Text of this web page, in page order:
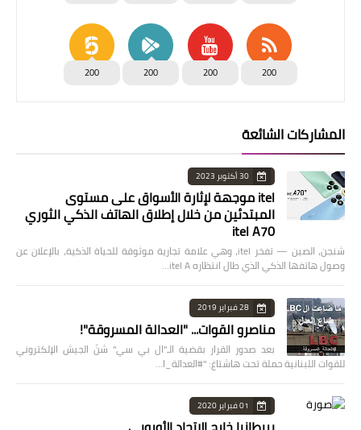
200
200
200
200
المشاركات الشائعة
30 أكتوبر 2023
itel موجهة لإثارة الأسواق على مستوى
المبتدئين من خلال إطلاق الهاتف الذكي الثوري
itel A70
شنجن، الصين — تفخر itel، وهي علامة تجارية موثوقة للحياة الذكية، بالإعلان عن
وصول هاتفها الذكي الذي طال انتظاره itel A…
28 فبراير 2019
مناصرو القوات... "العدالة المسروقة"!
بعد صدور القرار بقضية الـ"ال بي سي" شنّ الجيش الإلكتروني
للقوات اللبنانية حملة تحت هاشتاغ: "#العدالة_ا…
01 فبراير 2020